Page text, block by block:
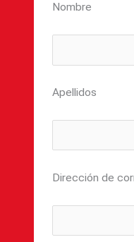
Nombre
Apellidos
Dirección de